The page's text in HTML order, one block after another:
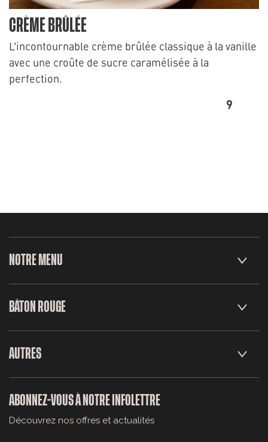
CRÈME BRÛLÉE
L’incontournable crème brûlée classique à la vanille
avec une croûte de sucre caramélisée à la
perfection.
9
NOTRE MENU
BÂTON ROUGE
AUTRES
ABONNEZ-VOUS À NOTRE INFOLETTRE
Découvrez nos offres et actualités